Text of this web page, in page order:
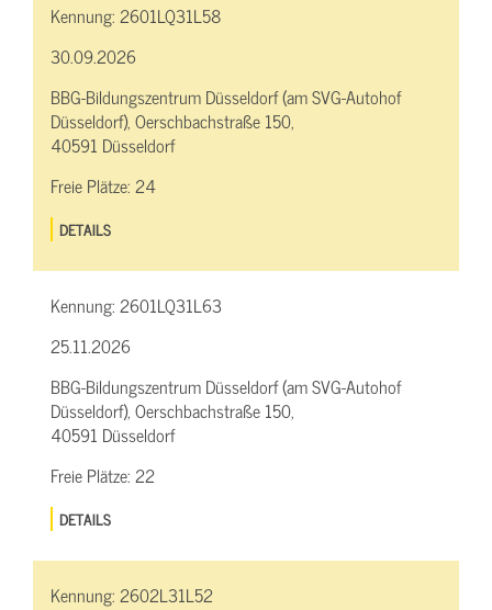
Kennung:2601LQ31L58
30.09.2026
BBG-Bildungszentrum Düsseldorf (am SVG-Autohof
Düsseldorf), Oerschbachstraße 150,
40591 Düsseldorf
Freie Plätze:24
DETAILS
Kennung:2601LQ31L63
25.11.2026
BBG-Bildungszentrum Düsseldorf (am SVG-Autohof
Düsseldorf), Oerschbachstraße 150,
40591 Düsseldorf
Freie Plätze:22
DETAILS
Kennung:2602L31L52